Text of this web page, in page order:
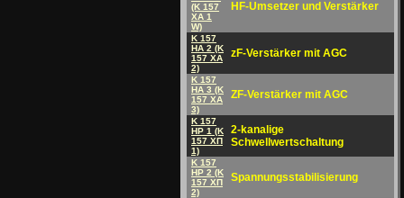
(K 157
ХА 1
W)
HF-Umsetzer und Verstärker
K 157
HA 2 (K
157 ХА
2)
zF-Verstärker mit AGC
K 157
HA 3 (K
157 ХА
3)
ZF-Verstärker mit AGC
K 157
HP 1 (K
157 ХП
1)
2-kanalige
Schwellwertschaltung
K 157
HP 2 (K
157 ХП
2)
Spannungsstabilisierung